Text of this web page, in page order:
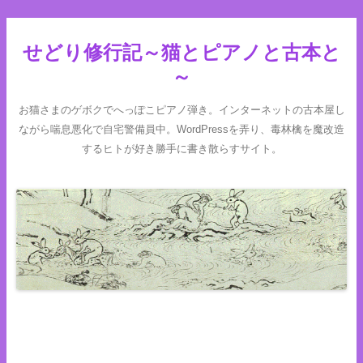
せどり修行記～猫とピアノと古本と
～
お猫さまのゲボクでへっぽこピアノ弾き。インターネットの古本屋し
ながら喘息悪化で自宅警備員中。WordPressを弄り、毒林檎を魔改造
するヒトが好き勝手に書き散らすサイト。